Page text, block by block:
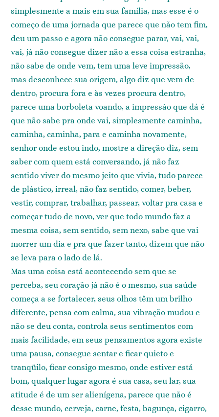
simplesmente a mais em sua família, mas esse é o
começo de uma jornada que parece que não tem fim,
deu um passo e agora não consegue parar, vai, vai,
vai, já não consegue dizer não a essa coisa estranha,
não sabe de onde vem, tem uma leve impressão,
mas desconhece sua origem, algo diz que vem de
dentro, procura fora e às vezes procura dentro,
parece uma borboleta voando, a impressão que dá é
que não sabe pra onde vai, simplesmente caminha,
caminha, caminha, para e caminha novamente,
senhor onde estou indo, mostre a direção diz, sem
saber com quem está conversando, já não faz
sentido viver do mesmo jeito que vivia, tudo parece
de plástico, irreal, não faz sentido, comer, beber,
vestir, comprar, trabalhar, passear, voltar pra casa e
começar tudo de novo, ver que todo mundo faz a
mesma coisa, sem sentido, sem nexo, sabe que vai
morrer um dia e pra que fazer tanto, dizem que não
se leva para o lado de lá.
Mas uma coisa está acontecendo sem que se
perceba, seu coração já não é o mesmo, sua saúde
começa a se fortalecer, seus olhos têm um brilho
diferente, pensa com calma, sua vibração mudou e
não se deu conta, controla seus sentimentos com
mais facilidade, em seus pensamentos agora existe
uma pausa, consegue sentar e ficar quieto e
tranqüilo, ficar consigo mesmo, onde estiver está
bom, qualquer lugar agora é sua casa, seu lar, sua
atitude é de um ser alienígena, parece que não é
desse mundo, cerveja, carne, festa, bagunça, cigarro,